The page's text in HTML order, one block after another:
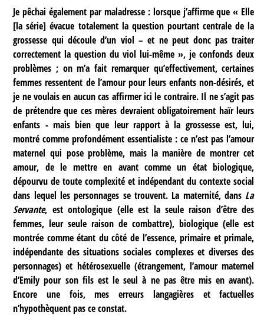
Je pêchai également par maladresse : lorsque j’affirme que « Elle
[la série] évacue totalement la question pourtant centrale de la
grossesse qui découle d’un viol – et ne peut donc pas traiter
correctement la question du viol lui-même », je confonds deux
problèmes ; on m’a fait remarquer qu’effectivement, certaines
femmes ressentent de l’amour pour leurs enfants non-désirés, et
je ne voulais en aucun cas affirmer ici le contraire. Il ne s’agit pas
de prétendre que ces mères devraient obligatoirement haïr leurs
enfants - mais bien que leur rapport à la grossesse est, lui,
montré comme profondément essentialiste : ce n’est pas l’amour
maternel qui pose problème, mais la manière de montrer cet
amour, de le mettre en avant comme un état biologique,
dépourvu de toute complexité et indépendant du contexte social
dans lequel les personnages se trouvent. La maternité, dans La
Servante, est ontologique (elle est la seule raison d’être des
femmes, leur seule raison de combattre), biologique (elle est
montrée comme étant du côté de l’essence, primaire et primale,
indépendante des situations sociales complexes et diverses des
personnages) et hétérosexuelle (étrangement, l’amour maternel
d’Emily pour son fils est le seul à ne pas être mis en avant).
Encore une fois, mes erreurs langagières et factuelles
n’hypothèquent pas ce constat.